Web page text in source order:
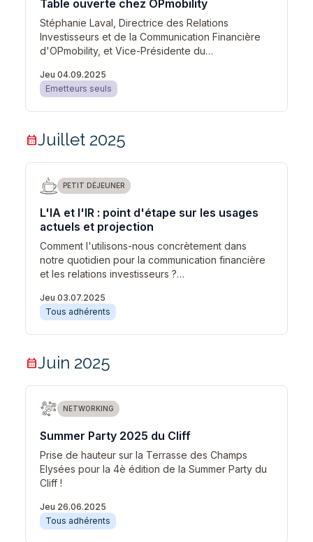
Table ouverte chez OPmobility
Stéphanie Laval, Directrice des Relations
Investisseurs et de la Communication Financière
d'OPmobility, et Vice-Présidente du…
Jeu 04.09.2025
Emetteurs seuls
calendar_monthJuillet 2025
PETIT DÉJEUNER
L'IA et l'IR : point d'étape sur les usages
actuels et projection
Comment l'utilisons-nous concrètement dans
notre quotidien pour la communication financière
et les relations investisseurs ?…
Jeu 03.07.2025
Tous adhérents
calendar_monthJuin 2025
NETWORKING
Summer Party 2025 du Cliff
Prise de hauteur sur la Terrasse des Champs
Elysées pour la 4è édition de la Summer Party du
Cliff !
Jeu 26.06.2025
Tous adhérents